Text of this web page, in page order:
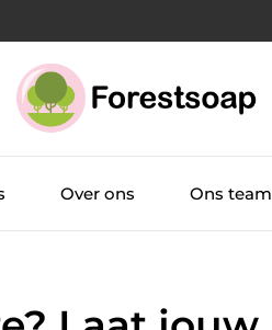
Over ons Ons team